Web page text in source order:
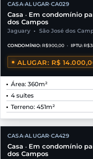
CASA•ALUGAR•CA029
Casa • Em condomínio
dos Campos
Jaguary • São José dos
CONDOMÍNIO: R$900,00 • IPTU:
ALUGAR: R$
Área: 360m²
4 suítes
Terreno: 451m²
CASA•ALUGAR•CA429
Casa • Em condomínio
dos Campos